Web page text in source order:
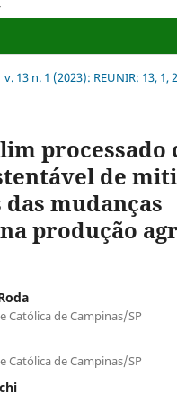
v. 13 n. 1 (2023): REUNIR: 13, 1,
processado
de
mudanças
produção
Católica de Campinas/SP
Católica de Campinas/SP